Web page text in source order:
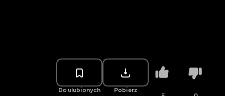
Do ulubionych Pobierz